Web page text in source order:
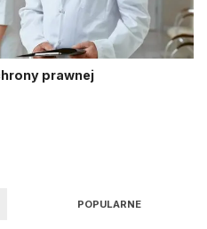
prawnej
POPULARNE